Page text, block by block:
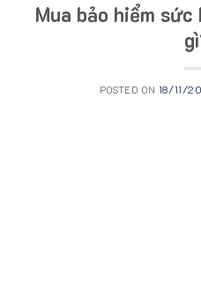
Mua bảo hiểm
POSTED ON 18/11/